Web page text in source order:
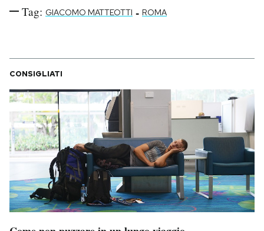
Tag: GIACOMO MATTEOTTI - ROMA
CONSIGLIATI